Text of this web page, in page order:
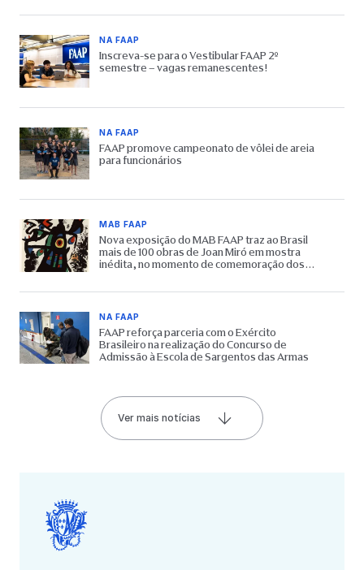
NA FAAP
Inscreva-se para o Vestibular FAAP 2º
semestre – vagas remanescentes!
NA FAAP
FAAP promove campeonato de vôlei de areia
para funcionários
MAB FAAP
Nova exposição do MAB FAAP traz ao Brasil
mais de 100 obras de Joan Miró em mostra
inédita, no momento de comemoração dos
NA FAAP
FAAP reforça parceria com o Exército
Brasileiro na realização do Concurso de
Admissão à Escola de Sargentos das Armas
Ver mais notícias